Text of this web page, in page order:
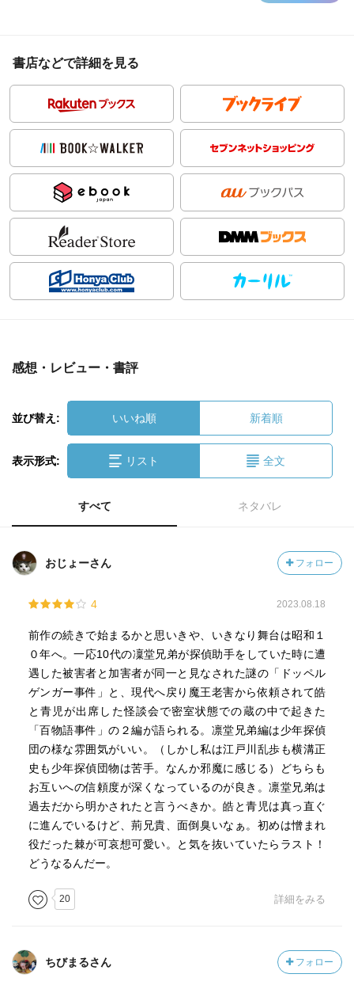
書店などで詳細を見る
感想・レビュー・書評
並び替え: いいね順 新着順
表示形式: リスト 全文
すべて ネタバレ
おじょーさん フォロー
4 2023.08.18
前作の続きで始まるかと思いきや、いきなり舞台は昭和１
０年へ。一応10代の凜堂兄弟が探偵助手をしていた時に遭
遇した被害者と加害者が同一と見なされた謎の「ドッペル
ゲンガー事件」と、現代へ戻り魔王老害から依頼されて皓
と青児が出席した怪談会で密室状態での蔵の中で起きた
「百物語事件」の２編が語られる。凛堂兄弟編は少年探偵
団の様な雰囲気がいい。（しかし私は江戸川乱歩も横溝正
史も少年探偵団物は苦手。なんか邪魔に感じる）どちらも
お互いへの信頼度が深くなっているのが良き。凛堂兄弟は
過去だから明かされたと言うべきか。皓と青児は真っ直ぐ
に進んでいるけど、荊兄貴、面倒臭いなぁ。初めは憎まれ
役だった棘が可哀想可愛い。と気を抜いていたらラスト！
どうなるんだー。
20 詳細をみる
ちびまるさん フォロー